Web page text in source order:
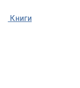
Книги